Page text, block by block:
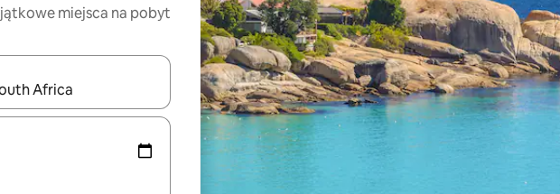
miejsca na pobyt
możesz poruszać się po nich za pomocą klawiszy strzałek w górę i w dół lub przeglądać je